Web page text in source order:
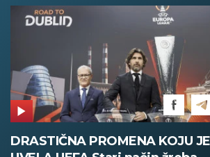
DRASTIČNA PROMENA KOJU JE